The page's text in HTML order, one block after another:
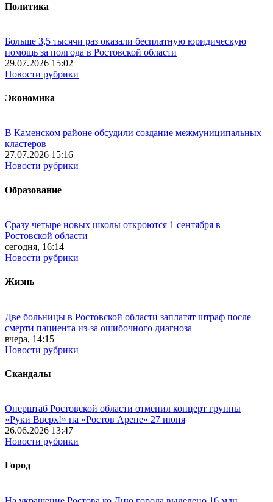
Политика
Больше 3,5 тысячи раз оказали бесплатную юридическую
помощь за полгода в Ростовской области
29.07.2026 15:02
Новости рубрики
Экономика
В Каменском районе обсудили создание межмуниципальных
кластеров
27.07.2026 15:16
Новости рубрики
Образование
Сразу четыре новых школы откроются 1 сентября в
Ростовской области
сегодня, 16:14
Новости рубрики
Жизнь
Две больницы в Ростовской области заплатят штраф после
смерти пациента из-за ошибочного диагноза
вчера, 14:15
Новости рубрики
Скандалы
Оперштаб Ростовской области отменил концерт группы
«Руки Вверх!» на «Ростов Арене» 27 июня
26.06.2026 13:47
Новости рубрики
Город